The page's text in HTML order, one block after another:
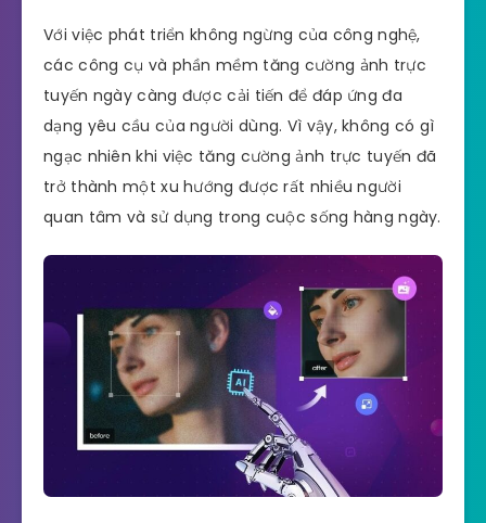
Với việc phát triển không ngừng của công nghệ,
các công cụ và phần mềm tăng cường ảnh trực
tuyến ngày càng được cải tiến để đáp ứng đa
dạng yêu cầu của người dùng. Vì vậy, không có gì
ngạc nhiên khi việc tăng cường ảnh trực tuyến đã
trở thành một xu hướng được rất nhiều người
quan tâm và sử dụng trong cuộc sống hàng ngày.